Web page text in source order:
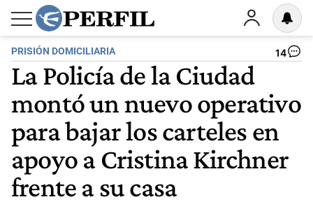
PRISIÓN DOMICILIARIA 14
La Policía de la Ciudad
montó un nuevo operativo
para bajar los carteles en
apoyo a Cristina Kirchner
frente a su casa